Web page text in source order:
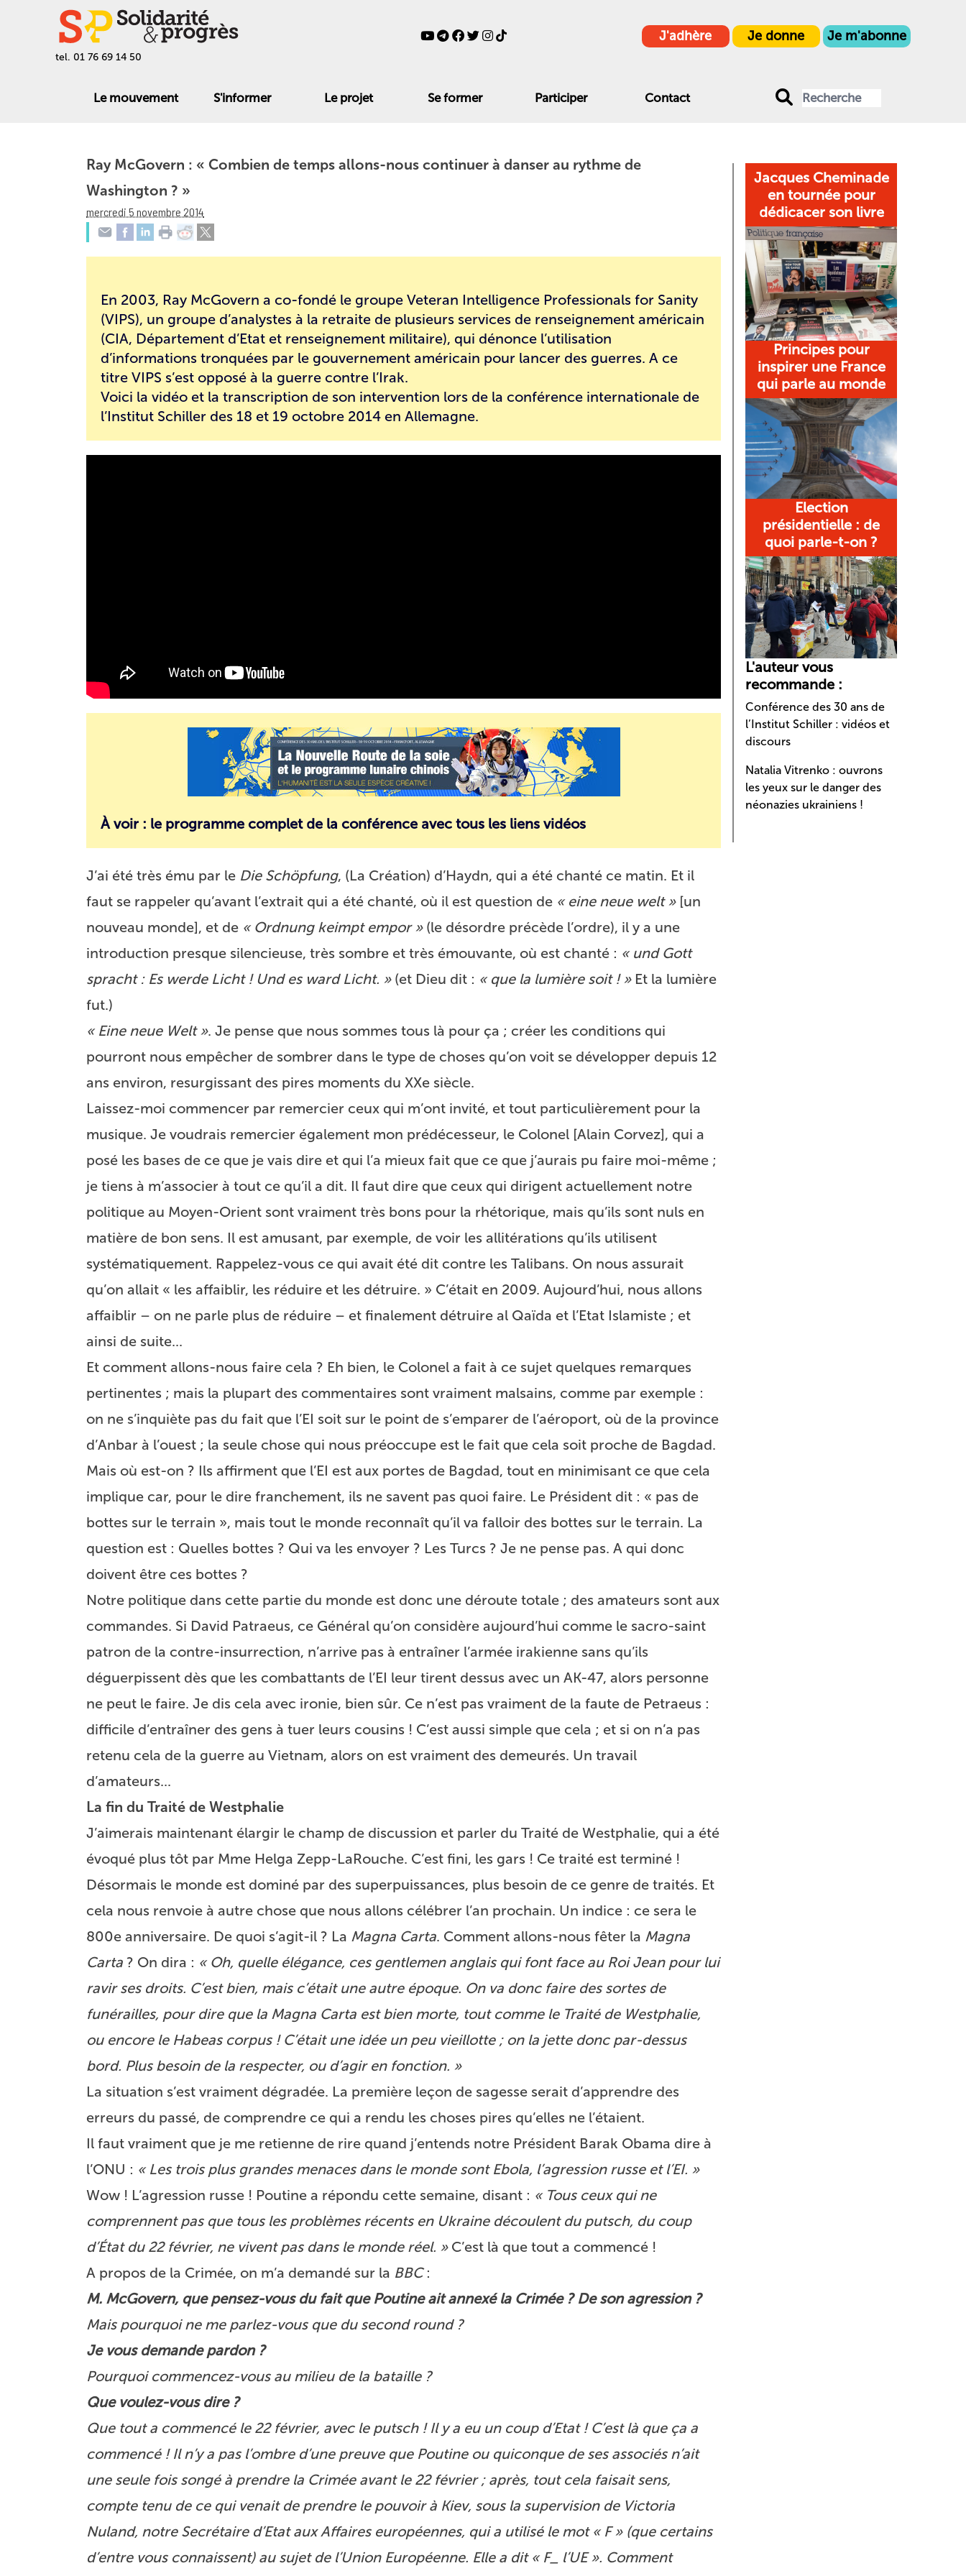
tel. 01 76 69 14 50
J'adhère Je donne Je m'abonne
Le mouvement S'informer Le projet Se former Participer Contact
Ray McGovern : « Combien de temps allons-nous continuer à danser au rythme de
Washington ? »
mercredi 5 novembre 2014
En 2003, Ray McGovern a co-fondé le groupe Veteran Intelligence Professionals for Sanity
(VIPS), un groupe d’analystes à la retraite de plusieurs services de renseignement américain
(CIA, Département d’Etat et renseignement militaire), qui dénonce l’utilisation
d’informations tronquées par le gouvernement américain pour lancer des guerres. A ce
titre VIPS s’est opposé à la guerre contre l’Irak.
Voici la vidéo et la transcription de son intervention lors de la conférence internationale de
l’Institut Schiller des 18 et 19 octobre 2014 en Allemagne.
À voir : le programme complet de la conférence avec tous les liens vidéos
J’ai été très ému par le Die Schöpfung, (La Création) d’Haydn, qui a été chanté ce matin. Et il
faut se rappeler qu’avant l’extrait qui a été chanté, où il est question de « eine neue welt »[un
nouveau monde], et de « Ordnung keimpt empor »(le désordre précède l’ordre), il y a une
introduction presque silencieuse, très sombre et très émouvante, où est chanté : « und Gott
spracht : Es werde Licht ! Und es ward Licht. »(et Dieu dit : « que la lumière soit ! »Et la lumière
fut.)
« Eine neue Welt ». Je pense que nous sommes tous là pour ça ; créer les conditions qui
pourront nous empêcher de sombrer dans le type de choses qu’on voit se développer depuis 12
ans environ, resurgissant des pires moments du XXe siècle.
Laissez-moi commencer par remercier ceux qui m’ont invité, et tout particulièrement pour la
musique. Je voudrais remercier également mon prédécesseur, le Colonel [Alain Corvez], qui a
posé les bases de ce que je vais dire et qui l’a mieux fait que ce que j’aurais pu faire moi-même ;
je tiens à m’associer à tout ce qu’il a dit. Il faut dire que ceux qui dirigent actuellement notre
politique au Moyen-Orient sont vraiment très bons pour la rhétorique, mais qu’ils sont nuls en
matière de bon sens. Il est amusant, par exemple, de voir les allitérations qu’ils utilisent
systématiquement. Rappelez-vous ce qui avait été dit contre les Talibans. On nous assurait
qu’on allait « les affaiblir, les réduire et les détruire. » C’était en 2009. Aujourd’hui, nous allons
affaiblir – on ne parle plus de réduire – et finalement détruire al Qaïda et l’Etat Islamiste ; et
ainsi de suite...
Et comment allons-nous faire cela ? Eh bien, le Colonel a fait à ce sujet quelques remarques
pertinentes ; mais la plupart des commentaires sont vraiment malsains, comme par exemple :
on ne s’inquiète pas du fait que l’EI soit sur le point de s’emparer de l’aéroport, où de la province
d’Anbar à l’ouest ; la seule chose qui nous préoccupe est le fait que cela soit proche de Bagdad.
Mais où est-on ? Ils affirment que l’EI est aux portes de Bagdad, tout en minimisant ce que cela
implique car, pour le dire franchement, ils ne savent pas quoi faire. Le Président dit : « pas de
bottes sur le terrain », mais tout le monde reconnaît qu’il va falloir des bottes sur le terrain. La
question est : Quelles bottes ? Qui va les envoyer ? Les Turcs ? Je ne pense pas. A qui donc
doivent être ces bottes ?
Notre politique dans cette partie du monde est donc une déroute totale ; des amateurs sont aux
commandes. Si David Patraeus, ce Général qu’on considère aujourd’hui comme le sacro-saint
patron de la contre-insurrection, n’arrive pas à entraîner l’armée irakienne sans qu’ils
déguerpissent dès que les combattants de l’EI leur tirent dessus avec un AK-47, alors personne
ne peut le faire. Je dis cela avec ironie, bien sûr. Ce n’est pas vraiment de la faute de Petraeus :
difficile d’entraîner des gens à tuer leurs cousins ! C’est aussi simple que cela ; et si on n’a pas
retenu cela de la guerre au Vietnam, alors on est vraiment des demeurés. Un travail
d’amateurs...
La fin du Traité de Westphalie
J’aimerais maintenant élargir le champ de discussion et parler du Traité de Westphalie, qui a été
évoqué plus tôt par Mme Helga Zepp-LaRouche. C’est fini, les gars ! Ce traité est terminé !
Désormais le monde est dominé par des superpuissances, plus besoin de ce genre de traités. Et
cela nous renvoie à autre chose que nous allons célébrer l’an prochain. Un indice : ce sera le
800e anniversaire. De quoi s’agit-il ? La Magna Carta. Comment allons-nous fêter la Magna
Carta ? On dira : « Oh, quelle élégance, ces gentlemenanglais qui font face au Roi Jean pour lui
ravir ses droits. C’est bien, mais c’était une autre époque. On va donc faire des sortes de
funérailles, pour dire que la Magna Carta est bien morte, tout comme le Traité de Westphalie,
ou encore le Habeas corpus! C’était une idée un peu vieillotte ; on la jette donc par-dessus
bord. Plus besoin de la respecter, ou d’agir en fonction. »
La situation s’est vraiment dégradée. La première leçon de sagesse serait d’apprendre des
erreurs du passé, de comprendre ce qui a rendu les choses pires qu’elles ne l’étaient.
Il faut vraiment que je me retienne de rire quand j’entends notre Président Barak Obama dire à
l’ONU : « Les trois plus grandes menaces dans le monde sont Ebola, l’agression russe et l’EI. »
Wow ! L’agression russe ! Poutine a répondu cette semaine, disant : « Tous ceux qui ne
comprennent pas que tous les problèmes récents en Ukraine découlent du putsch, du coup
d’État du 22 février, ne vivent pas dans le monde réel. »C’est là que tout a commencé !
A propos de la Crimée, on m’a demandé sur la BBC:
M. McGovern, que pensez-vous du fait que Poutine ait annexé la Crimée ? De son agression ?
Mais pourquoi ne me parlez-vous que du second round ?
Je vous demande pardon ?
Pourquoi commencez-vous au milieu de la bataille ?
Que voulez-vous dire ?
Que tout a commencé le 22 février, avec le putsch ! Il y a eu un coup d’Etat ! C’est là que ça a
commencé ! Il n’y a pas l’ombre d’une preuve que Poutine ou quiconque de ses associés n’ait
une seule fois songé à prendre la Crimée avant le 22 février ; après, tout cela faisait sens,
compte tenu de ce qui venait de prendre le pouvoir à Kiev, sous la supervision de Victoria
Nuland, notre Secrétaire d’Etat aux Affaires européennes, qui a utilisé le mot « F » (que certains
d’entre vous connaissent) au sujet de l’Union Européenne. Elle a dit « F_ l’UE ». Comment
Jacques Cheminade
en tournée pour
dédicacer son livre
Principes pour
inspirer une France
qui parle au monde
Election
présidentielle : de
quoi parle-t-on ?
L'auteur vous
recommande :
Conférence des 30 ans de
l’Institut Schiller : vidéos et
discours
Natalia Vitrenko : ouvrons
les yeux sur le danger des
néonazies ukrainiens !